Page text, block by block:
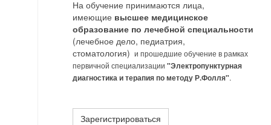
На обучение принимаются лица,
имеющие высшее медицинское
образование по лечебной специальности
(лечебное дело, педиатрия,
стоматология) и прошедшие обучение в рамках
первичной специализации "Электропунктурная
диагностика и терапия по методу Р.Фолля".
Зарегистрироваться